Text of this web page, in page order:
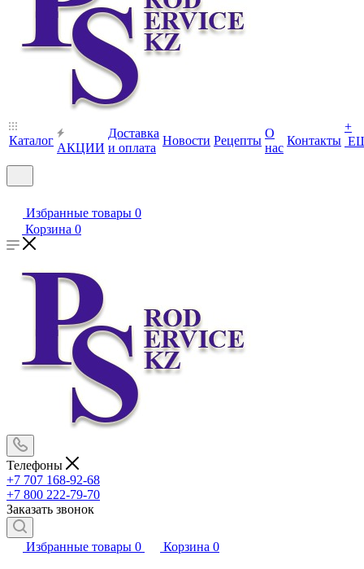
Каталог
АКЦИИ
Доставка
и оплата
Новости Рецепты
О
нас
Контакты
+
Избранные товары 0
Корзина 0
Телефоны
+7 707 168-92-68
+7 800 222-79-70
Заказать звонок
Избранные товары 0 Корзина 0